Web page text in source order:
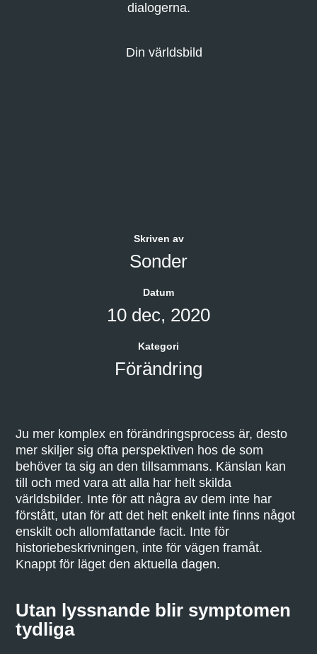
dialogerna.
Skriven av
Sonder
Datum
10 dec, 2020
Kategori
Förändring
Ju mer komplex en förändringsprocess är, desto
mer skiljer sig ofta perspektiven hos de som
behöver ta sig an den tillsammans. Känslan kan
till och med vara att alla har helt skilda
världsbilder. Inte för att några av dem inte har
förstått, utan för att det helt enkelt inte finns något
enskilt och allomfattande facit. Inte för
historiebeskrivningen, inte för vägen framåt.
Knappt för läget den aktuella dagen.
Utan lyssnande blir symptomen
tydliga